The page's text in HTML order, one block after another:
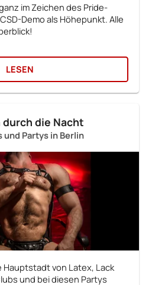
im Zeichen des Pride-
Demo als Höhepunkt. Alle
LESEN
die Nacht
und Partys in Berlin
Hauptstadt von Latex, Lack
und bei diesen Partys